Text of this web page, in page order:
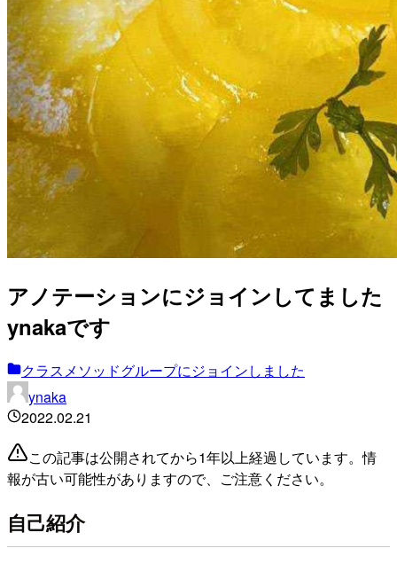
アノテーションにジョインしてました
ynakaです
クラスメソッドグループにジョインしました
ynaka
2022.02.21
この記事は公開されてから1年以上経過しています。情
報が古い可能性がありますので、ご注意ください。
自己紹介